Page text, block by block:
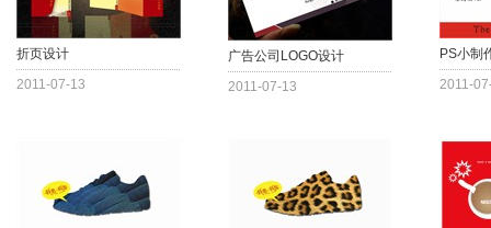
折页设计
2011-07-13
广告公司LOGO设计
2011-07-13
PS小制
2011-